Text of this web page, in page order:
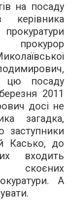
на посаду
керівника
прокурор
цю посаду
2011
досі не
загадка,
заступники
Касько, до
входить
скоєних
А